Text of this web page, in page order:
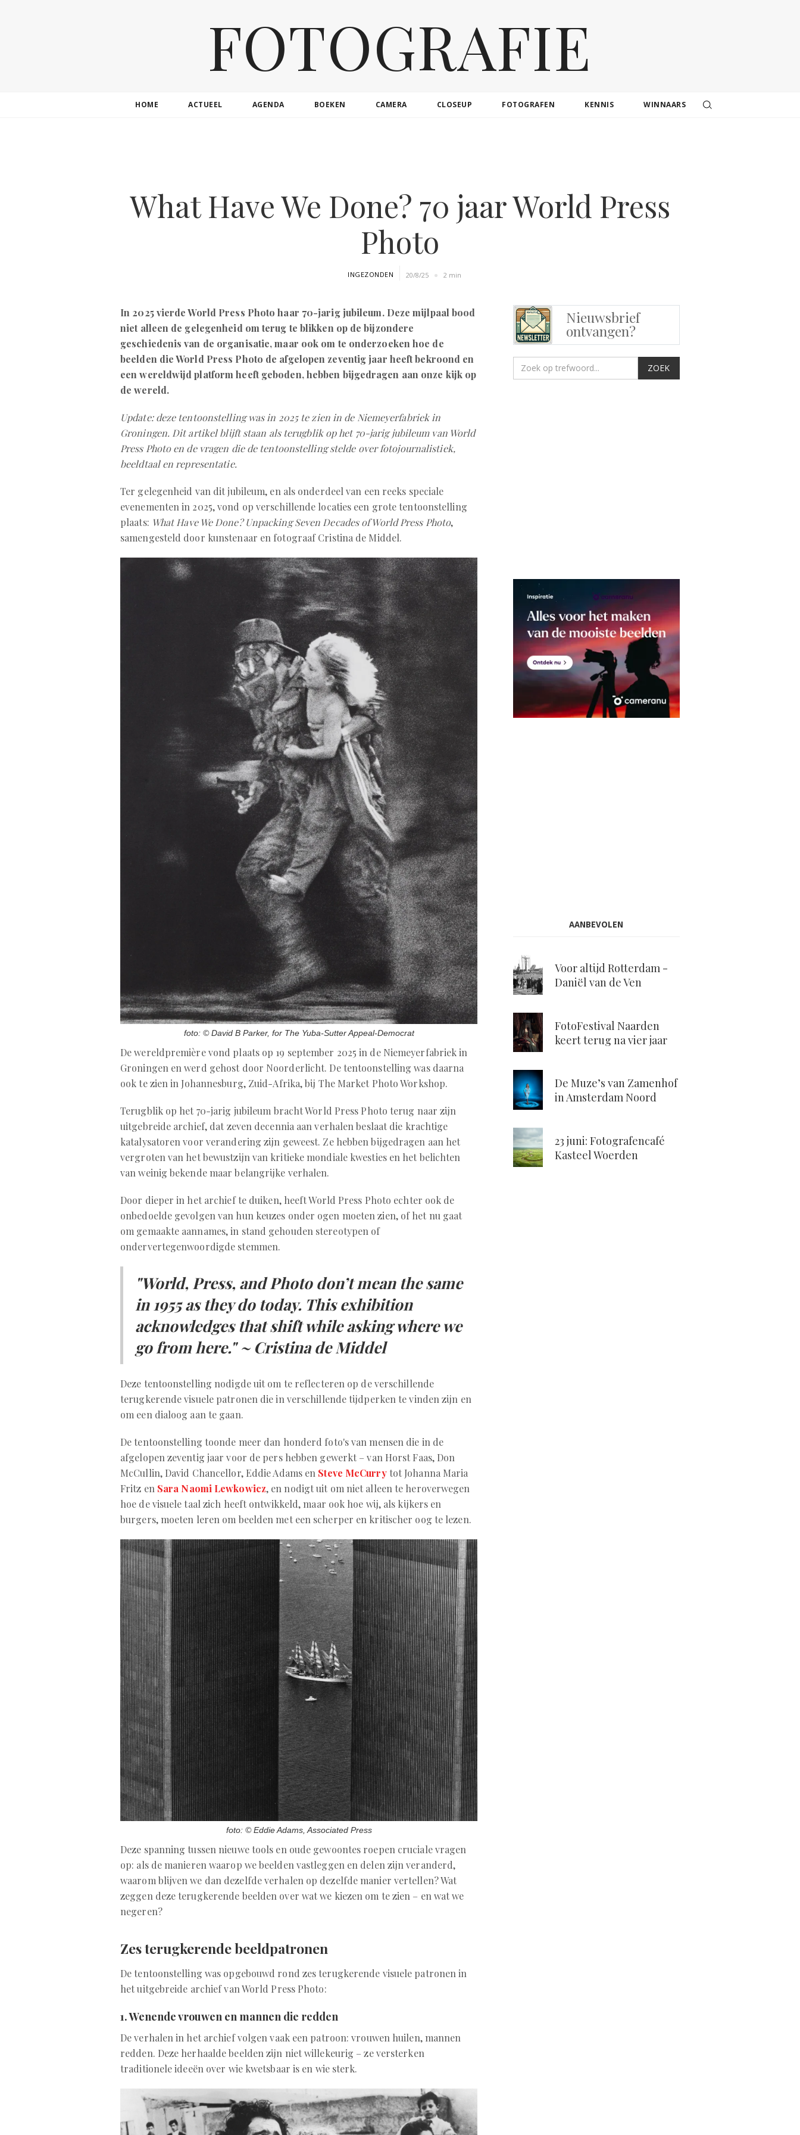
FOTOGRAFIE
HOME ACTUEEL AGENDA BOEKEN CAMERA CLOSEUP FOTOGRAFEN KENNIS WINNAARS
What Have We Done? 70 jaar World Press
Photo
INGEZONDEN 20/8/25 2 min
In 2025 vierde World Press Photo haar 70-jarig jubileum. Deze mijlpaal bood
niet alleen de gelegenheid om terug te blikken op de bijzondere
geschiedenis van de organisatie, maar ook om te onderzoeken hoe de
beelden die World Press Photo de afgelopen zeventig jaar heeft bekroond en
een wereldwijd platform heeft geboden, hebben bijgedragen aan onze kijk op
de wereld.
Update: deze tentoonstelling was in 2025 te zien in de Niemeyerfabriek in
Groningen. Dit artikel blijft staan als terugblik op het 70-jarig jubileum van World
Press Photo en de vragen die de tentoonstelling stelde over fotojournalistiek,
beeldtaal en representatie.
Ter gelegenheid van dit jubileum, en als onderdeel van een reeks speciale
evenementen in 2025, vond op verschillende locaties een grote tentoonstelling
plaats: What Have We Done? Unpacking Seven Decades of World Press Photo,
samengesteld door kunstenaar en fotograaf Cristina de Middel.
foto: © David B Parker, for The Yuba-Sutter Appeal-Democrat
De wereldpremière vond plaats op 19 september 2025 in de Niemeyerfabriek in
Groningen en werd gehost door Noorderlicht. De tentoonstelling was daarna
ook te zien in Johannesburg, Zuid-Afrika, bij The Market Photo Workshop.
Terugblik op het 70-jarig jubileum bracht World Press Photo terug naar zijn
uitgebreide archief, dat zeven decennia aan verhalen beslaat die krachtige
katalysatoren voor verandering zijn geweest. Ze hebben bijgedragen aan het
vergroten van het bewustzijn van kritieke mondiale kwesties en het belichten
van weinig bekende maar belangrijke verhalen.
Door dieper in het archief te duiken, heeft World Press Photo echter ook de
onbedoelde gevolgen van hun keuzes onder ogen moeten zien, of het nu gaat
om gemaakte aannames, in stand gehouden stereotypen of
ondervertegenwoordigde stemmen.
"World, Press, and Photo don’t mean the same
in 1955 as they do today. This exhibition
acknowledges that shift while asking where we
go from here." ~ Cristina de Middel
Deze tentoonstelling nodigde uit om te reflecteren op de verschillende
terugkerende visuele patronen die in verschillende tijdperken te vinden zijn en
om een dialoog aan te gaan.
De tentoonstelling toonde meer dan honderd foto's van mensen die in de
afgelopen zeventig jaar voor de pers hebben gewerkt – van Horst Faas, Don
McCullin, David Chancellor, Eddie Adams en Steve McCurrytot Johanna Maria
Fritz en Sara Naomi Lewkowicz, en nodigt uit om niet alleen te heroverwegen
hoe de visuele taal zich heeft ontwikkeld, maar ook hoe wij, als kijkers en
burgers, moeten leren om beelden met een scherper en kritischer oog te lezen.
foto: © Eddie Adams, Associated Press
Deze spanning tussen nieuwe tools en oude gewoontes roepen cruciale vragen
op: als de manieren waarop we beelden vastleggen en delen zijn veranderd,
waarom blijven we dan dezelfde verhalen op dezelfde manier vertellen? Wat
zeggen deze terugkerende beelden over wat we kiezen om te zien – en wat we
negeren?
Zes terugkerende beeldpatronen
De tentoonstelling was opgebouwd rond zes terugkerende visuele patronen in
het uitgebreide archief van World Press Photo:
1. Wenende vrouwen en mannen die redden
De verhalen in het archief volgen vaak een patroon: vrouwen huilen, mannen
redden. Deze herhaalde beelden zijn niet willekeurig – ze versterken
traditionele ideeën over wie kwetsbaar is en wie sterk.
Nieuwsbrief
ontvangen?
AANBEVOLEN
Voor altijd Rotterdam -
Daniël van de Ven
FotoFestival Naarden
keert terug na vier jaar
De Muze’s van Zamenhof
in Amsterdam Noord
23 juni: Fotografencafé
Kasteel Woerden